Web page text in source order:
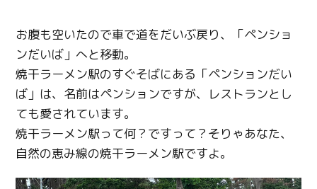
お腹も空いたので車で道をだいぶ戻り、「ペンショ
ンだいば」へと移動。
焼干ラーメン駅のすぐそばにある「ペンションだい
ば」は、名前はペンションですが、レストランとし
ても愛されています。
焼干ラーメン駅って何？ですって？そりゃあなた、
自然の恵み線の焼干ラーメン駅ですよ。
Copy URL